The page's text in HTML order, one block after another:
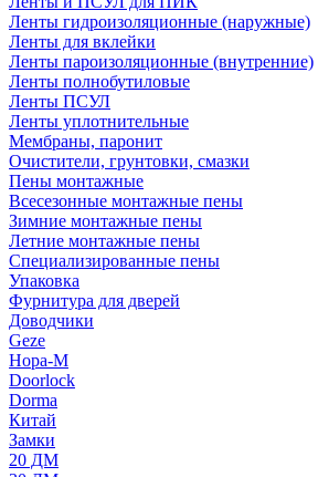
Ленты гидроизоляционные (наружные)
Ленты для вклейки
Ленты пароизоляционные (внутренние)
Ленты полнобутиловые
Ленты ПСУЛ
Ленты уплотнительные
Мембраны, паронит
Очистители, грунтовки, смазки
Пены монтажные
Всесезонные монтажные пены
Зимние монтажные пены
Летние монтажные пены
Специализированные пены
Упаковка
Фурнитура для дверей
Доводчики
Geze
Нора-М
Doorlock
Dorma
Китай
Замки
20 ДМ